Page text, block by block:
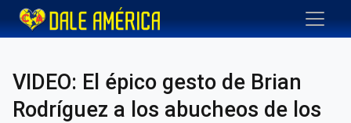
VIDEO: El épico gesto de Brian
Rodríguez a los abucheos de los